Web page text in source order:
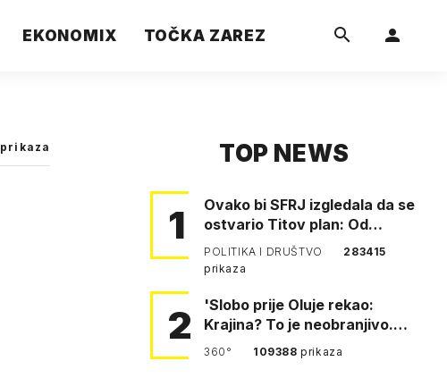
EKONOMIX TOČKA ZAREZ
prikaza TOP NEWS
1
Ovako bi SFRJ izgledala da se
ostvario Titov plan: Od
Klagenfurta do Istanbula!
POLITIKA I DRUŠTVO
283415
prikaza
2
'Slobo prije Oluje rekao:
Krajina? To je neobranjivo.
Tuđmana zvao Krivousti'
360° 109388prikaza